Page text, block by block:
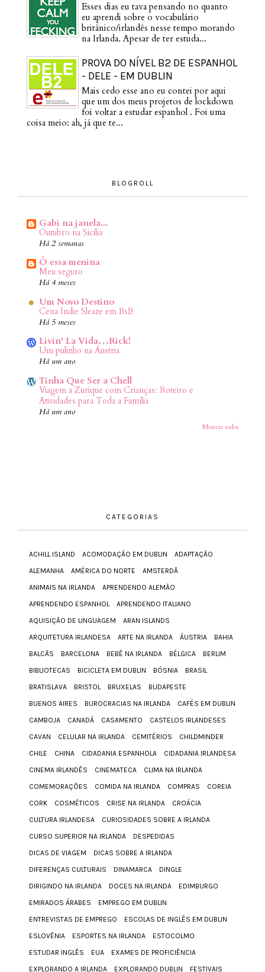
Esses dias eu tava pensando no quanto
eu aprendi sobre o vocabulário
britânico/irlandês nesse tempo morando
na Irlanda. Apesar de ter estuda...
PROVA DO NÍVEL B2 DE ESPANHOL
- DELE - EM DUBLIN
Mais cedo esse ano eu contei por aqui
que um dos meus projetos de lockdown
foi voltar a estudar espanhol . Foi uma
coisa meio: ah, já que te...
BLOGROLL
Gabi na janela...
Outubro na Sicilia
Há 2 semanas
Ô essa menina
Meu seguro
Há 4 meses
Um Novo Destino
Cena Indie Sleaze em BsB
Há 5 meses
Livin' La Vida…Rick!
Um pulinho na Áustria
Há um ano
Tinha Que Ser a Chell
Viagem a Zurique com Crianças: Roteiro e
Atividades para Toda a Família
Há um ano
Mostrar todos
CATEGORIAS
ACHILL ISLAND ACOMODAÇÃO EM DUBLIN
ADAPTAÇÃO
ALEMANHA
AMÉRICA DO NORTE
AMSTERDÃ
ANIMAIS NA IRLANDA
APRENDENDO ALEMÃO
APRENDENDO ESPANHOL
APRENDENDO ITALIANO
AQUISIÇÃO DE LINGUAGEM
ARAN ISLANDS
ARQUITETURA IRLANDESA
ARTE NA IRLANDA ÁUSTRIA
BAHIA
BALCÃS
BARCELONA BEBÊ NA IRLANDA BÉLGICA
BERLIM
BIBLIOTECAS
BICICLETA EM DUBLIN BÓSNIA
BRASIL
BRATISLAVA
BRISTOL BRUXELAS
BUDAPESTE
BUENOS AIRES
BUROCRACIAS NA IRLANDA
CAFÉS EM DUBLIN
CAMBOJA
CANADÁ CASAMENTO
CASTELOS IRLANDESES
CAVAN
CELULAR NA IRLANDA CEMITÉRIOS
CHILDMINDER
CHILE
CHINA CIDADANIA ESPANHOLA
CIDADANIA IRLANDESA
CINEMA IRLANDÊS
CINEMATECA
CLIMA NA IRLANDA
COMEMORAÇÕES
COMIDA NA IRLANDA COMPRAS
COREIA
CORK
COSMÉTICOS CRISE NA IRLANDA
CROÁCIA
CULTURA IRLANDESA
CURIOSIDADES SOBRE A IRLANDA
CURSO SUPERIOR NA IRLANDA
DESPEDIDAS
DICAS DE VIAGEM
DICAS SOBRE A IRLANDA
DIFERENÇAS CULTURAIS
DINAMARCA
DINGLE
DIRIGINDO NA IRLANDA
DOCES NA IRLANDA
EDIMBURGO
EMIRADOS ÁRABES
EMPREGO EM DUBLIN
ENTREVISTAS DE EMPREGO
ESCOLAS DE INGLÊS EM DUBLIN
ESLOVÊNIA
ESPORTES NA IRLANDA
ESTOCOLMO
ESTUDAR INGLÊS
EUA
EXAMES DE PROFICIÊNCIA
EXPLORANDO A IRLANDA
EXPLORANDO DUBLIN
FESTIVAIS